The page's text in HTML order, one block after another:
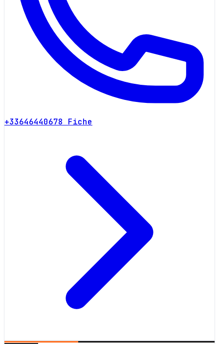
+33646440678 Fiche